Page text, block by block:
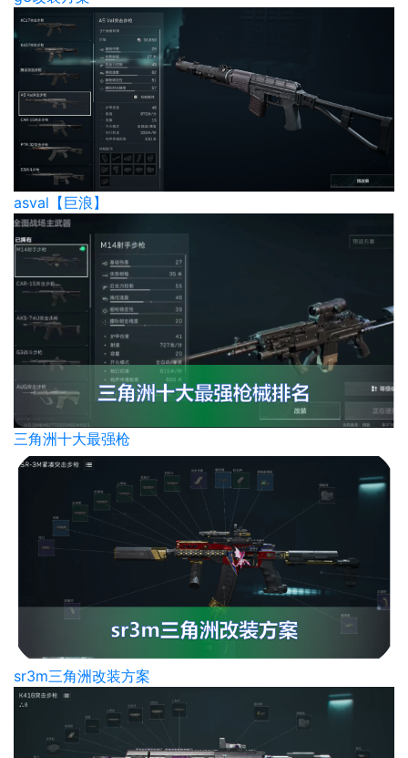
asval【巨浪】
三角洲十大最强枪
sr3m三角洲改装方案